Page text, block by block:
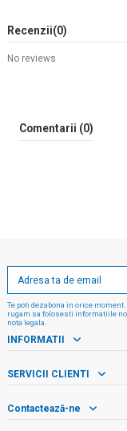
Recenzii(0)
No reviews
Comentarii (0)
Te poti dezabona in orice
rugam sa folosesti informatiile
nota legala.
INFORMATII
SERVICII CLIENTI
Contactează-ne